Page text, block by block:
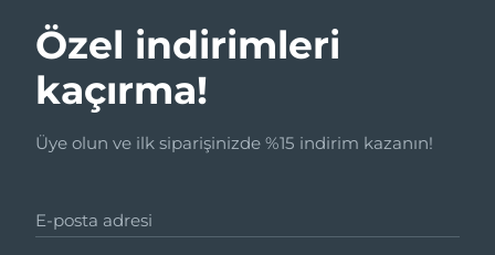
Özel indirimleri
kaçırma!
Üye olun ve ilk siparişinizde %15 indirim kazanın!
E-posta adresi